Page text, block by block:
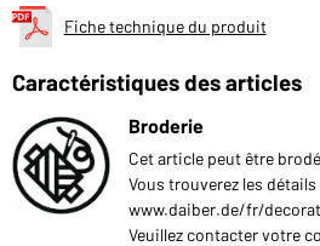
Fiche technique du produit
Caractéristiques des articles
Broderie
Cet article peut être
Vous trouverez les
www.daiber.de/fr/
Veuillez contacter votre